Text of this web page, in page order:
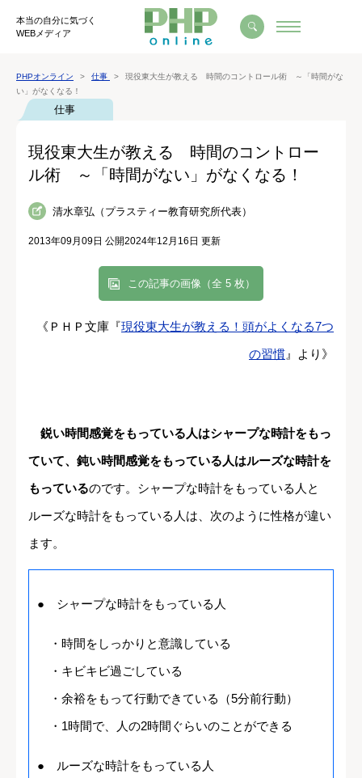
本当の自分に気づく
WEBメディア
PHPオンライン 仕事
現役東大生が教える 時間のコントロール術 ～「時間がな
い」がなくなる！
仕事
現役東大生が教える 時間のコントロー
ル術 ～「時間がない」がなくなる！
清水章弘（プラスティー教育研究所代表）
2013年09月09日 公開2024年12月16日 更新
この記事の画像（全 5 枚）
《ＰＨＰ文庫『現役東大生が教える！頭がよくなる7つ
の習慣 』より》
鋭い時間感覚をもっている人はシャープな時計をもっ
ていて、鈍い時間感覚をもっている人はルーズな時計を
もっているのです。シャープな時計をもっている人と
ルーズな時計をもっている人は、次のように性格が違い
ます。
● シャープな時計をもっている人
・時間をしっかりと意識している
・キビキビ過ごしている
・余裕をもって行動できている（5分前行動）
・1時間で、人の2時間ぐらいのことができる
● ルーズな時計をもっている人